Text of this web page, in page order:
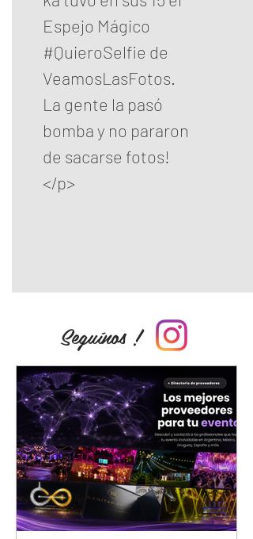
Espejo Mágico
#QuieroSelfie de
VeamosLasFotos.
La gente la pasó
bomba y no pararon
de sacarse fotos!
</p>
Seguínos !